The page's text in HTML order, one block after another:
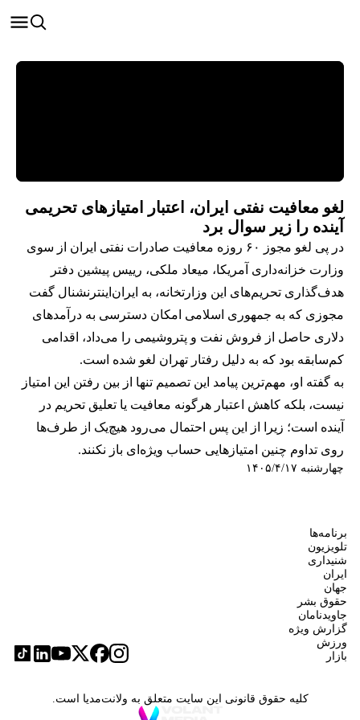
لغو معافیت نفتی ایران، اعتبار امتیازهای تحریمی
آینده را زیر سوال برد
در پی لغو مجوز ۶۰ روزه معافیت صادرات نفتی ایران از سوی
وزارت خزانه‌داری آمریکا، میعاد ملکی، رییس پیشین دفتر
هدف‌گذاری تحریم‌های این وزارتخانه، به ایران‌اینترنشنال گفت
مجوزی که به جمهوری اسلامی امکان دسترسی به درآمدهای
دلاری حاصل از فروش نفت و پتروشیمی را می‌داد، اقدامی
کم‌سابقه بود که به دلیل رفتار تهران لغو شده است.
به گفته او، مهم‌ترین پیامد این تصمیم تنها از بین رفتن این امتیاز
نیست، بلکه کاهش اعتبار هرگونه معافیت یا تعلیق تحریم در
آینده است؛ زیرا از این پس احتمال می‌رود هیچ‌یک از طرف‌ها
روی تداوم چنین امتیازهایی حساب ویژه‌ای باز نکنند.
چهارشنبه ۱۴۰۵/۴/۱۷
برنامه‌ها
تلویزیون
شنیداری
ایران
جهان
حقوق بشر
جاویدنامان
گزارش ویژه
ورزش
بازار
کلیه حقوق قانونی این سایت متعلق به ولانت‌مدیا است.